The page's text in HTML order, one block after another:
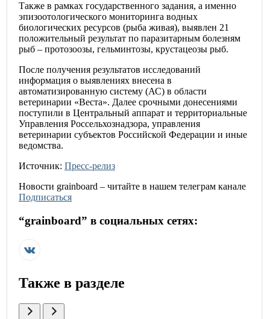
Также в рамках государственного задания, а именно
эпизоотологического мониторинга водных
биологических ресурсов (рыба живая), выявлен 21
положительный результат по паразитарным болезням
рыб – протозоозы, гельминтозы, крустацеозы рыб.
После получения результатов исследований
информация о выявлениях внесена в
автоматизированную систему (АС) в области
ветеринарии «Веста». Далее срочными донесениями
поступили в Центральный аппарат и территориальные
Управления Россельхознадзора, управления
ветеринарии субъектов Российской Федерации и иные
ведомства.
Источник: Пресс-релиз
Новости grainboard – читайте в нашем телеграм канале
Подписаться
“grainboard” в социальных сетях:
Также в разделе